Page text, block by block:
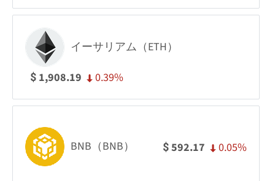
イーサリアム（ETH）
$ 1,908.19 0.39%
BNB（BNB） $592.17 0.05%